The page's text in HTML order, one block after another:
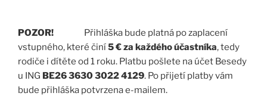
POZOR! Přihláška bude platná po zaplacení
vstupného, které činí5 € za každého účastníka, tedy
rodiče i dítěte od 1 roku. Platbu pošlete na účet Besedy
u ING BE26 3630 3022 4129. Po přijetí platby vám
bude přihláška potvrzena e-mailem.